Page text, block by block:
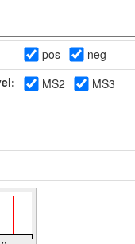
pos
neg
MS2 MS3